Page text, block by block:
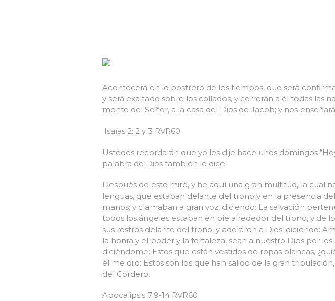
Acontecerá en lo postrero de los tiempos, que será
y será exaltado sobre los collados, y correrán a él todas las
monte del Señor, a la casa del Dios de Jacob; y nos
Isaías 2: 2 y 3 RVR60
Ustedes recordarán que yo les dije hace unos domingos
palabra de Dios también lo dice:
Después de esto miré, y he aquí una gran multitud, la cual
lenguas, que estaban delante del trono y en la presencia
manos; y clamaban a gran voz, diciendo: La salvación
todos los ángeles estaban en pie alrededor del trono, y de
sus rostros delante del trono, y adoraron a Dios, diciendo:
la honra y el poder y la fortaleza, sean a nuestro Dios por
diciéndome: Estos que están vestidos de ropas blancas,
él me dijo: Estos son los que han salido de la gran
del Cordero.
Apocalipsis 7:9-14 RVR60